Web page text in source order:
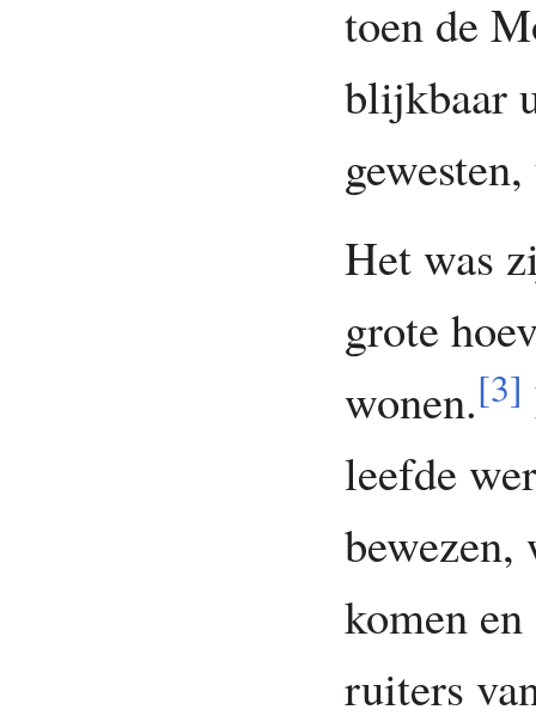
toen de
blijkbaar
Het was
grote
wonen.[3]
leefde
komen en
ruiters